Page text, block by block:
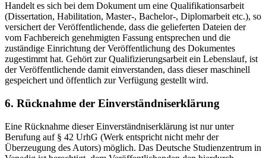
Handelt es sich bei dem Dokument um eine Qualifikationsarbeit
(Dissertation, Habilitation, Master-, Bachelor-, Diplomarbeit etc.), so
versichert der Veröffentlichende, dass die gelieferten Dateien der
vom Fachbereich genehmigten Fassung entsprechen und die
zuständige Einrichtung der Veröffentlichung des Dokumentes
zugestimmt hat. Gehört zur Qualifizierungsarbeit ein Lebenslauf, ist
der Veröffentlichende damit einverstanden, dass dieser maschinell
gespeichert und öffentlich zur Verfügung gestellt wird.
6. Rücknahme der Einverständniserklärung
Eine Rücknahme dieser Einverständniserklärung ist nur unter
Berufung auf § 42 UrhG (Werk entspricht nicht mehr der
Überzeugung des Autors) möglich. Das Deutsche Studienzentrum in